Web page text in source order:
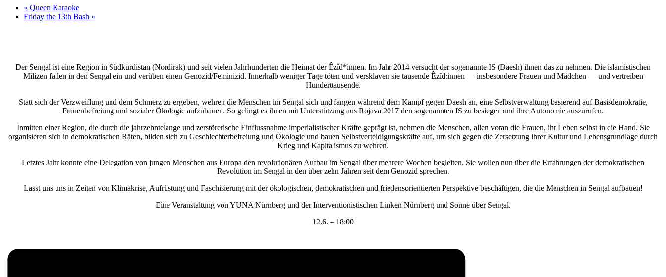
« Queen Karaoke
Friday the 13th Bash »
Der Sengal ist eine Region in Südkurdistan (Nordirak) und seit vielen Jahrhunderten die Heimat der Êzîd*innen. Im Jahr 2014 versucht der sogenannte IS (Daesh) ihnen das zu nehmen. Die islamistischen
Milizen fallen in den Sengal ein und verüben einen Genozid/Feminizid. Innerhalb weniger Tage töten und versklaven sie tausende Êzîd:innen — insbesondere Frauen und Mädchen — und vertreiben
Hunderttausende.
Statt sich der Verzweiflung und dem Schmerz zu ergeben, wehren die Menschen im Sengal sich und fangen während dem Kampf gegen Daesh an, eine Selbstverwaltung basierend auf Basisdemokratie,
Frauenbefreiung und sozialer Ökologie aufzubauen. So gelingt es ihnen mit Unterstützung aus Rojava 2017 den sogenannten IS zu besiegen und ihre Autonomie auszurufen.
Inmitten einer Region, die durch die jahrzehntelange und zerstörerische Einflussnahme imperialistischer Kräfte geprägt ist, nehmen die Menschen, allen voran die Frauen, ihr Leben selbst in die Hand. Sie
organisieren sich in demokratischen Räten, bilden sich zu Geschlechterbefreiung und Ökologie und bauen Selbstverteidigungskräfte auf, um sich gegen die Zersetzung ihrer Kultur und Lebensgrundlage durch
Krieg und Kapitalismus zu wehren.
Letztes Jahr konnte eine Delegation von jungen Menschen aus Europa den revolutionären Aufbau im Sengal über mehrere Wochen begleiten. Sie wollen nun über die Erfahrungen der demokratischen
Revolution im Sengal in den über zehn Jahren seit dem Genozid sprechen.
Lasst uns uns in Zeiten von Klimakrise, Aufrüstung und Faschisierung mit der ökologischen, demokratischen und friedensorientierten Perspektive beschäftigen, die die Menschen in Sengal aufbauen!
Eine Veranstaltung von YUNA Nürnberg und der Interventionistischen Linken Nürnberg und Sonne über Sengal.
12.6. – 18:00